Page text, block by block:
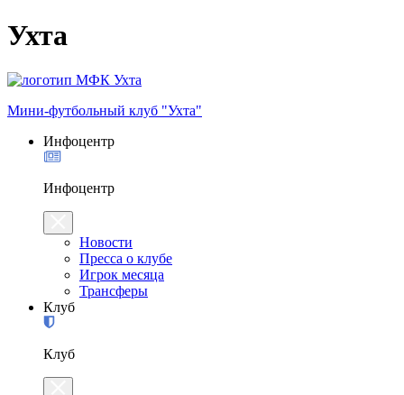
Ухта
Мини-футбольный клуб "Ухта"
Инфоцентр
Инфоцентр
Новости
Пресса о клубе
Игрок месяца
Трансферы
Клуб
Клуб